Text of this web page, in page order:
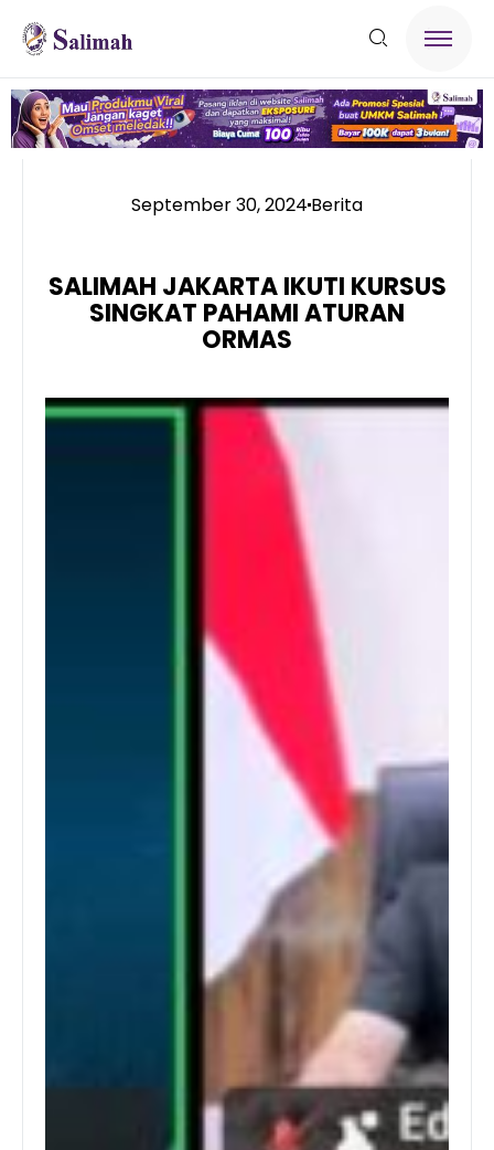
September 30, 2024 Berita
SALIMAH JAKARTA IKUTI KURSUS
SINGKAT PAHAMI ATURAN
ORMAS